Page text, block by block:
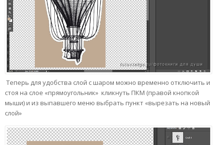
Теперь для удобства слой с шаром можно временно отключить и
стоя на слое «прямоугольник» кликнуть ПКМ (правой кнопкой
мыши) и из выпавшего меню выбрать пункт «вырезать на новый
слой»